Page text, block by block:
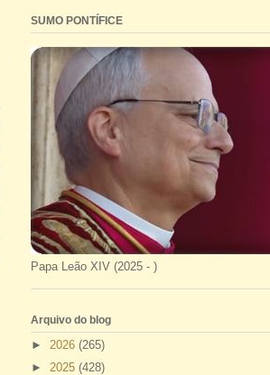
SUMO PONTÍFICE
Papa Leão XIV (2025 - )
Arquivo do blog
► 2026 (265)
► 2025 (428)